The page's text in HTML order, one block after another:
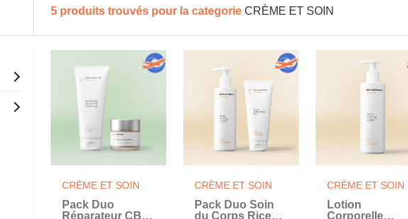
5 produits trouvés pour la categorie CRÈME ET SOIN
CRÈME ET SOIN
Pack Duo
Réparateur CBD
CRÈME ET SOIN
Pack Duo Soin
du Corps Rice
CRÈME ET SOIN
Lotion
Corporelle